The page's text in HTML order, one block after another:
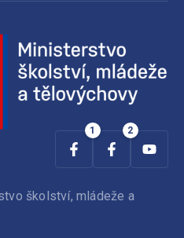
školství, mládeže a